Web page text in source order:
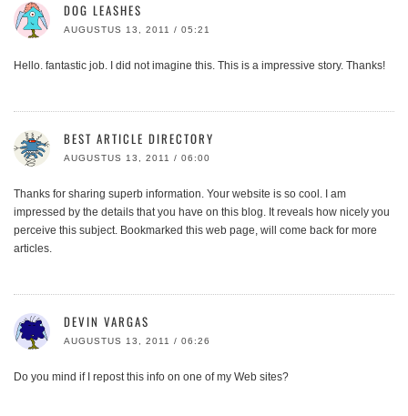
DOG LEASHES
AUGUSTUS 13, 2011 / 05:21
Hello. fantastic job. I did not imagine this. This is a impressive story. Thanks!
BEST ARTICLE DIRECTORY
AUGUSTUS 13, 2011 / 06:00
Thanks for sharing superb information. Your website is so cool. I am
impressed by the details that you have on this blog. It reveals how nicely you
perceive this subject. Bookmarked this web page, will come back for more
articles.
DEVIN VARGAS
AUGUSTUS 13, 2011 / 06:26
Do you mind if I repost this info on one of my Web sites?